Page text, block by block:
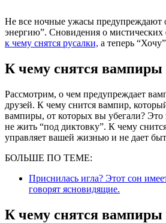
Не все ночные ужасы предупреждают о проблемах, однако есть такие, что прямо сигнализируют: “из вас выкачивают
энергию”. Сновидения о
к чему снятся русалки, а теперь
К чему снятся
Рассмотрим, о чем предупреждает
друзей. К чему снится вампир,
вампиры, от которых вы убегали? Это
не жить “под диктовку”. К чему
управляет вашей жизнью и не дает
БОЛЬШЕ ПО ТЕМЕ:
Приснилась игла? Этот сон
говорят ясновидящие.
К чему снятся